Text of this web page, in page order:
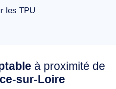
les TPU
à proximité de
sur-Loire